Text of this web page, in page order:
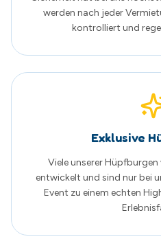
und Leidenschaft.
Kunden stehen bei